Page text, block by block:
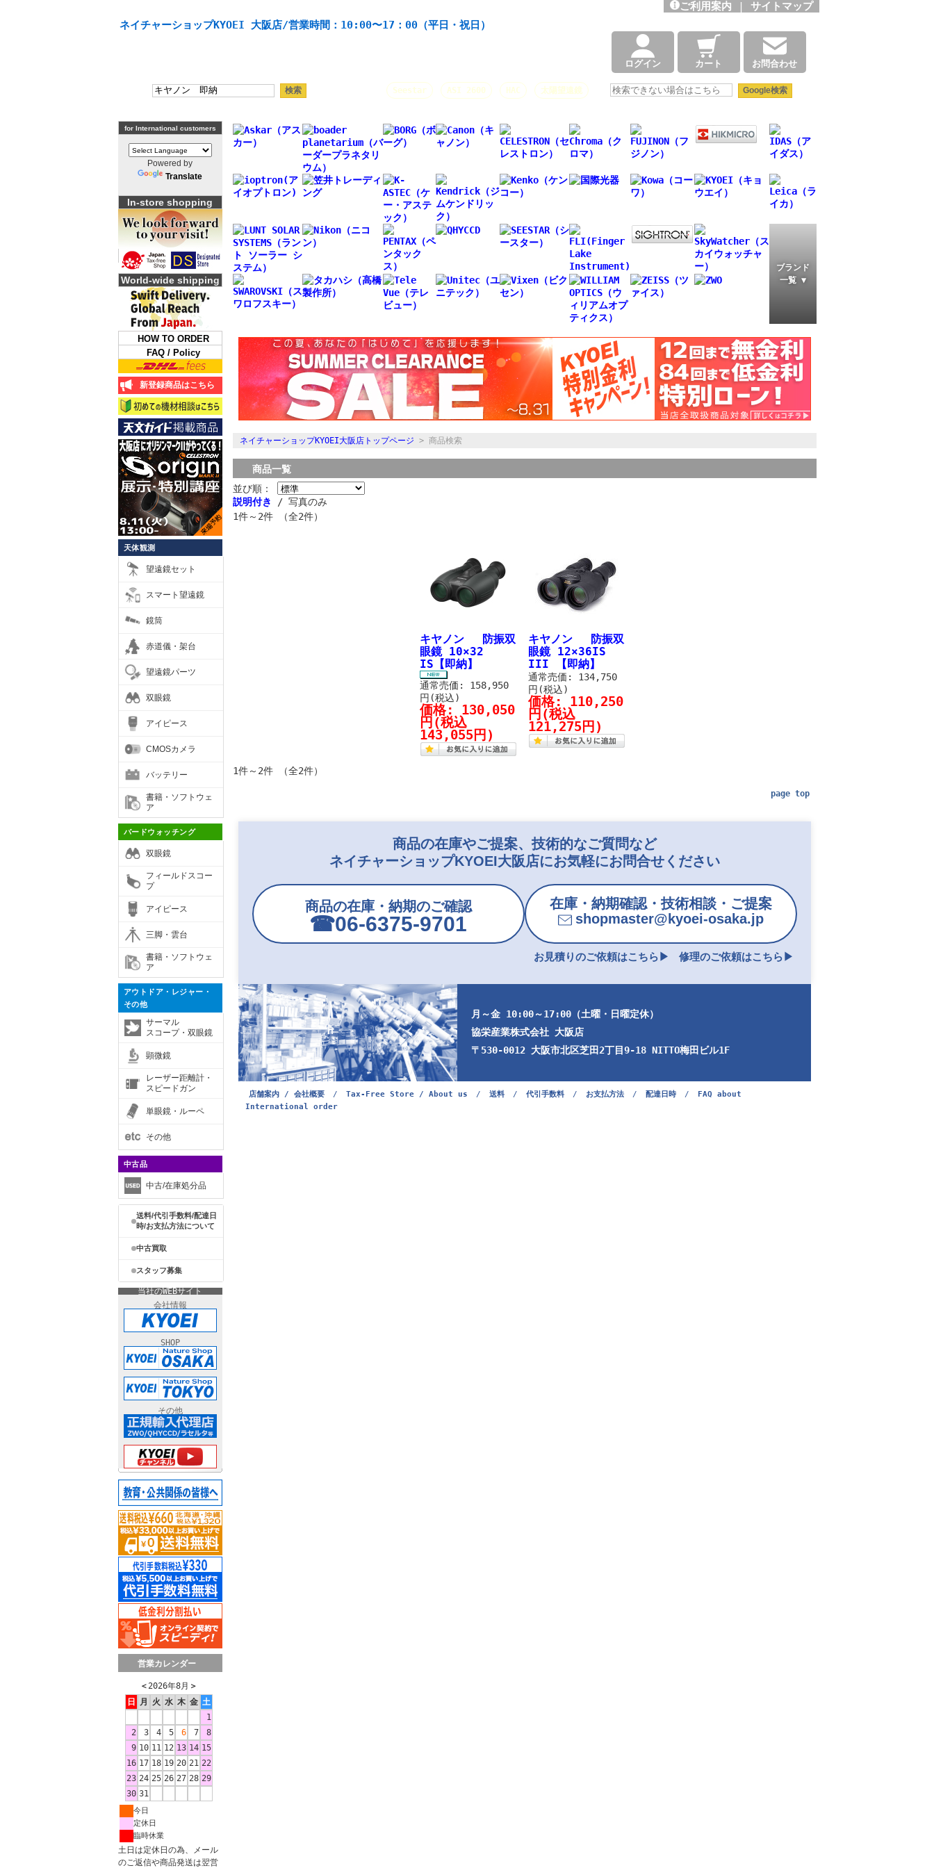
ネイチャーショップKYOEI 大阪店/営業時間：10:00〜17：00（平日・祝日）
ご利用案内 | サイトマップ
ログイン カート お問合わせ
Seestar ASI 2600 HAC 太陽望遠鏡
for International customers
Powered by
Translate
In-store shopping
World-wide shipping
HOW TO ORDER
FAQ / Policy
新登録商品はこちら
天体観測
望遠鏡セット
スマート望遠鏡
鏡筒
赤道儀・架台
望遠鏡パーツ
双眼鏡
アイピース
CMOSカメラ
バッテリー
書籍・ソフトウェ
ア
バードウォッチング
双眼鏡
フィールドスコー
プ
アイピース
三脚・雲台
書籍・ソフトウェ
ア
アウトドア・レジャー・
その他
サーマル
スコープ・双眼鏡
顕微鏡
レーザー距離計・
スピードガン
単眼鏡・ルーペ
その他
中古品
中古/在庫処分品
送料/代引手数料/配達日
時/お支払方法について
中古買取
スタッフ募集
当社のWEBサイト
会社情報
SHOP
その他
営業カレンダー
＜ 2026年8月 ＞
日
月 火 水 木 金 土
1
2
3 4 5 6 7
8
9 10 11 12 13 14 15
16 17 18 19 20 21 22
23 24 25 26 27 28 29
30 31
今日
定休日
臨時休業
土日は定休日の為、メール
のご返信や商品発送は翌営
ブランド
一覧 ▼
ネイチャーショップKYOEI大阪店トップページ > 商品検索
商品一覧
並び順：
説明付き / 写真のみ
1件～2件 （全2件）
キヤノン 防振双
眼鏡 10×32
IS【即納】
通常売価: 158,950
円(税込)
価格: 130,050
円 (税込
143,055円)
キヤノン 防振双
眼鏡 12×36IS
III 【即納】
通常売価: 134,750
円(税込)
価格: 110,250
円 (税込
121,275円)
1件～2件 （全2件）
page top
商品の在庫やご提案、技術的なご質問など
ネイチャーショップKYOEI大阪店にお気軽にお問合せください
商品の在庫・納期のご確認
☎︎06-6375-9701
在庫・納期確認・技術相談・ご提案
shopmaster@kyoei-osaka.jp
お見積りのご依頼はこちら▶︎ 修理のご依頼はこちら▶︎
月～金 10:00～17:00（土曜・日曜定休）
協栄産業株式会社 大阪店
〒530-0012 大阪市北区芝田2丁目9-18 NITTO梅田ビル1F
店舗案内 / 会社概要 / Tax-Free Store / About us / 送料 / 代引手数料 / お支払方法 / 配達日時 /
FAQ about
International order